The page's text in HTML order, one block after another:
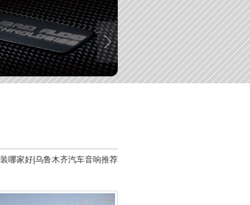
哪家好|乌鲁木齐汽车音响推荐